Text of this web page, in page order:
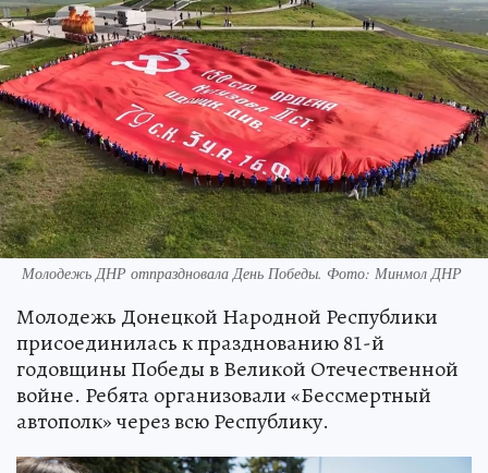
Молодежь ДНР отпраздновала День Победы. Фото: Минмол ДНР
Молодежь Донецкой Народной Республики
присоединилась к празднованию 81-й
годовщины Победы в Великой Отечественной
войне. Ребята организовали «Бессмертный
автополк» через всю Республику.